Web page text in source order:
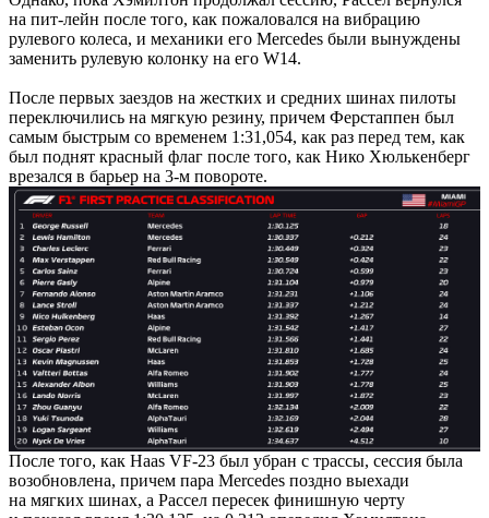
на пит-лейн после того, как пожаловался на вибрацию
рулевого колеса, и механики его Mercedes были вынуждены
заменить рулевую колонку на его W14.
После первых заездов на жестких и средних шинах пилоты
переключились на мягкую резину, причем Ферстаппен был
самым быстрым со временем 1:31,054, как раз перед тем, как
был поднят красный флаг после того, как Нико Хюлькенберг
врезался в барьер на 3-м повороте.
После того, как Haas VF-23 был убран с трассы, сессия была
возобновлена, причем пара Mercedes поздно выехади
на мягких шинах, а Рассел пересек финишную черту